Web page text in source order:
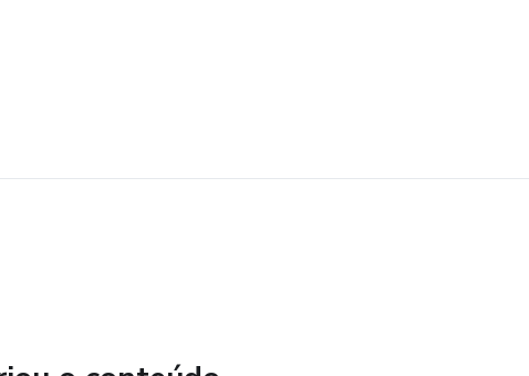
e aplicando esses preceitos que você vai transformar sua vida para